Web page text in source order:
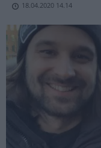
18.04.2020 14.14